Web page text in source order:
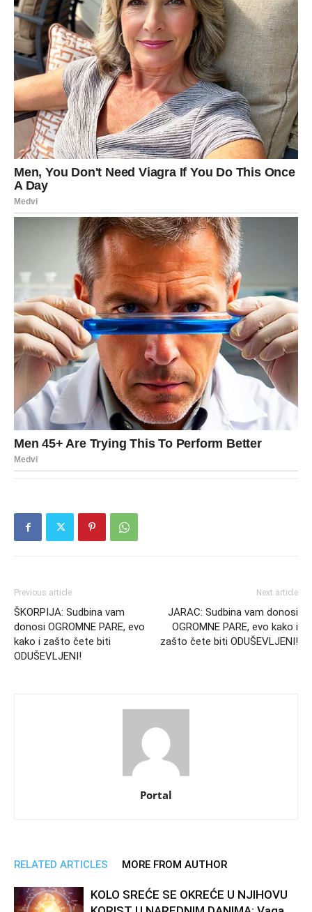
Previous article
ŠKORPIJA: Sudbina vam
donosi OGROMNE PARE, evo
kako i zašto čete biti
ODUŠEVLJENI!
Next article
JARAC: Sudbina vam donosi
OGROMNE PARE, evo kako i
zašto čete biti ODUŠEVLJENI!
Portal
RELATED ARTICLES MORE FROM AUTHOR
KOLO SREĆE SE OKREĆE U NJIHOVU